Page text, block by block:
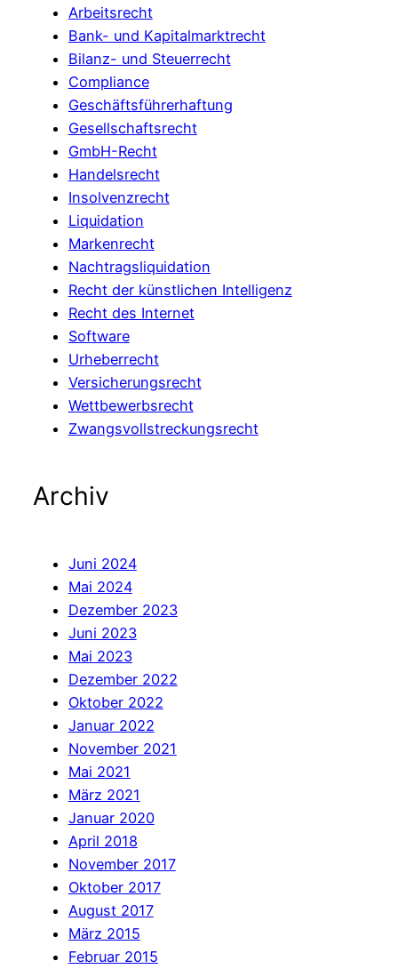
Arbeitsrecht
Bank- und Kapitalmarktrecht
Bilanz- und Steuerrecht
Compliance
Geschäftsführerhaftung
Gesellschaftsrecht
GmbH-Recht
Handelsrecht
Insolvenzrecht
Liquidation
Markenrecht
Nachtragsliquidation
Recht der künstlichen Intelligenz
Recht des Internet
Software
Urheberrecht
Versicherungsrecht
Wettbewerbsrecht
Zwangsvollstreckungsrecht
Archiv
Juni 2024
Mai 2024
Dezember 2023
Juni 2023
Mai 2023
Dezember 2022
Oktober 2022
Januar 2022
November 2021
Mai 2021
März 2021
Januar 2020
April 2018
November 2017
Oktober 2017
August 2017
März 2015
Februar 2015